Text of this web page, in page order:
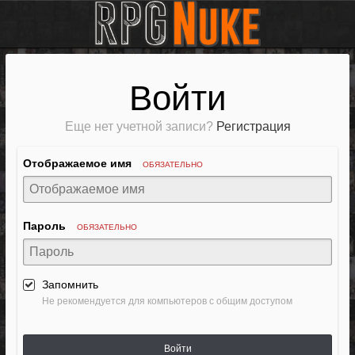
Войти
Еще нет учетной записи? Регистрация
Отображаемое имя ОБЯЗАТЕЛЬНО
Пароль ОБЯЗАТЕЛЬНО
Запомнить
Не рекомендуется для компьютеров с общим доступом
Войти